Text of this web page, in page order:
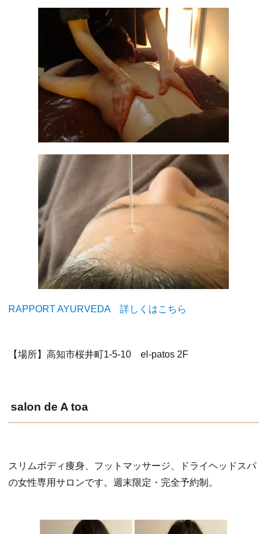
RAPPORT AYURVEDA 詳しくはこちら
【場所】高知市桜井町1-5-10 el-patos 2F
salon de A toa
スリムボディ痩身、フットマッサージ、ドライヘッドスパ
の女性専用サロンです。週末限定・完全予約制。